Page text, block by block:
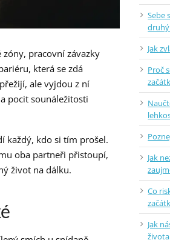
pracovní závazky
která se zdá
ale vyjdou z ní
pocit sounáležitosti
každý, kdo si tím prošel.
oba partneři přistoupí,
život na dálku.
Sebe
Jak
Proč
Jak
Co
Jak
života